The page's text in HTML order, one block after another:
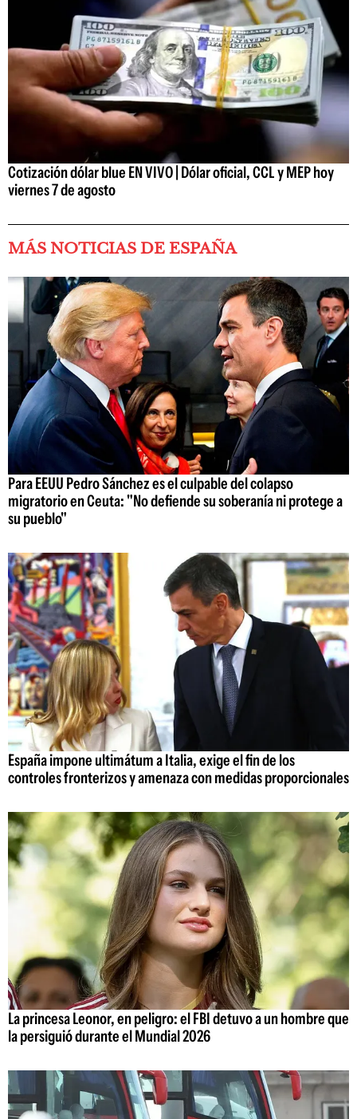
Cotización dólar blue EN VIVO | Dólar oficial, CCL y MEP hoy
viernes 7 de agosto
MÁS NOTICIAS DE ESPAÑA
Para EEUU Pedro Sánchez es el culpable del colapso
migratorio en Ceuta: "No defiende su soberanía ni protege a
su pueblo"
España impone ultimátum a Italia, exige el fin de los
controles fronterizos y amenaza con medidas proporcionales
La princesa Leonor, en peligro: el FBI detuvo a un hombre que
la persiguió durante el Mundial 2026